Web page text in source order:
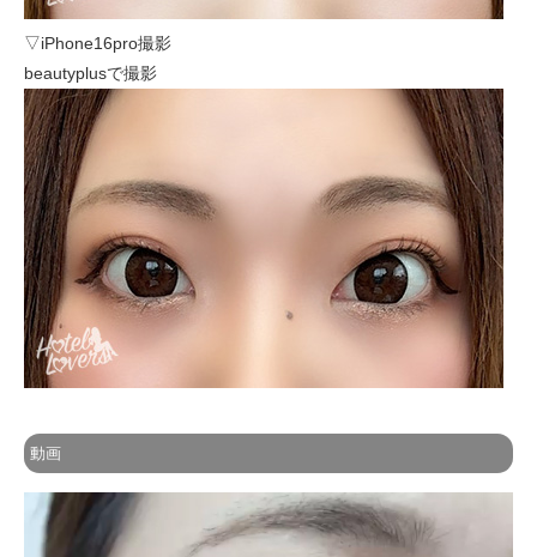
▽iPhone16pro撮影
beautyplusで撮影
動画